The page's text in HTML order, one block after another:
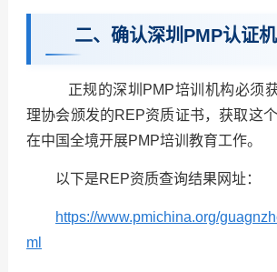
二、确认深圳PMP认证
正规的深圳PMP培训机构必须
理协会颁发的REP资质证书，获取这
在中国全境开展PMP培训教育工作。
以下是REP资质查询结果网址：
https://www.pmichina.org/
ml